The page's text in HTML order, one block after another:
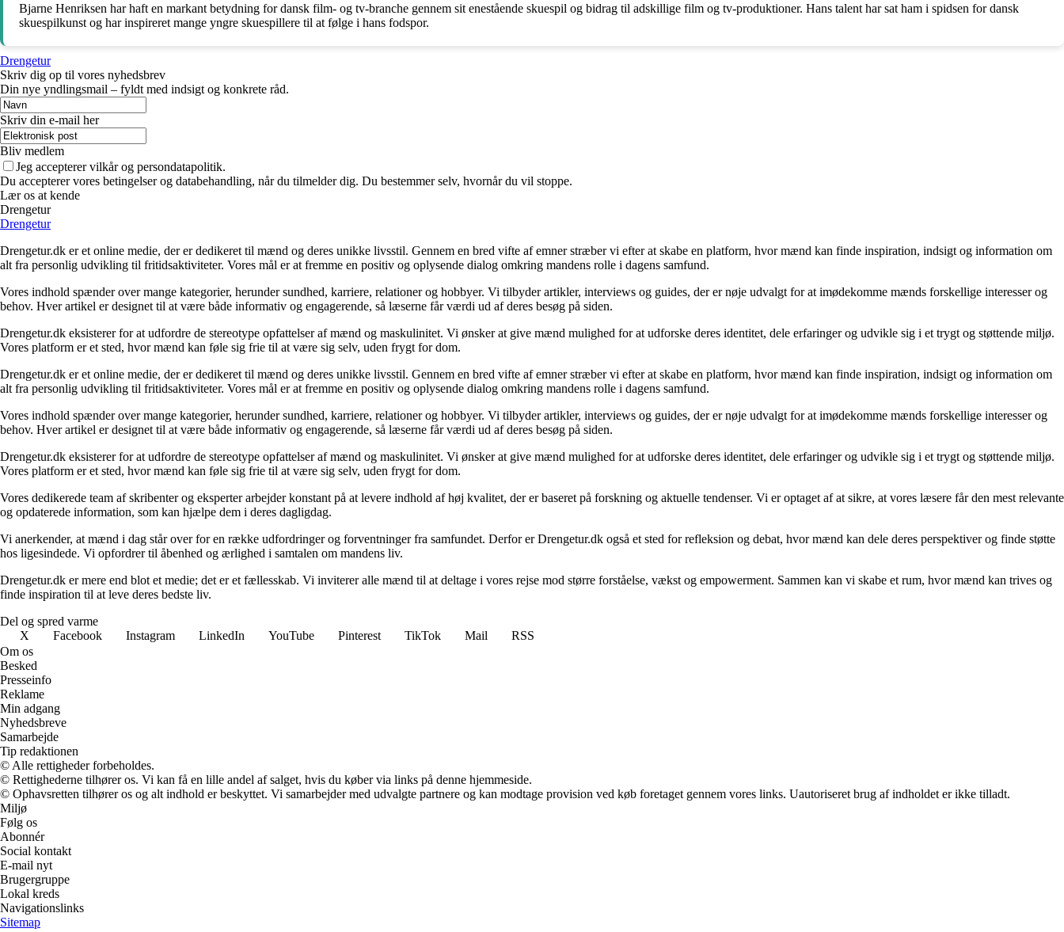
Bjarne Henriksen har haft en markant betydning for dansk film- og tv-branche gennem sit enestående skuespil og bidrag til adskillige film og tv-produktioner. Hans talent har sat ham i spidsen for dansk
skuespilkunst og har inspireret mange yngre skuespillere til at følge i hans fodspor.
Drengetur
Skriv dig op til vores nyhedsbrev
Din nye yndlingsmail – fyldt med indsigt og konkrete råd.
Skriv din e-mail her
Bliv medlem
Jeg accepterer vilkår og persondatapolitik.
Du accepterer vores betingelser og databehandling, når du tilmelder dig. Du bestemmer selv, hvornår du vil stoppe.
Lær os at kende
Drengetur
Drengetur
Drengetur.dk er et online medie, der er dedikeret til mænd og deres unikke livsstil. Gennem en bred vifte af emner stræber vi efter at skabe en platform, hvor mænd kan finde inspiration, indsigt og information om
alt fra personlig udvikling til fritidsaktiviteter. Vores mål er at fremme en positiv og oplysende dialog omkring mandens rolle i dagens samfund.
Vores indhold spænder over mange kategorier, herunder sundhed, karriere, relationer og hobbyer. Vi tilbyder artikler, interviews og guides, der er nøje udvalgt for at imødekomme mænds forskellige interesser og
behov. Hver artikel er designet til at være både informativ og engagerende, så læserne får værdi ud af deres besøg på siden.
Drengetur.dk eksisterer for at udfordre de stereotype opfattelser af mænd og maskulinitet. Vi ønsker at give mænd mulighed for at udforske deres identitet, dele erfaringer og udvikle sig i et trygt og støttende miljø.
Vores platform er et sted, hvor mænd kan føle sig frie til at være sig selv, uden frygt for dom.
Drengetur.dk er et online medie, der er dedikeret til mænd og deres unikke livsstil. Gennem en bred vifte af emner stræber vi efter at skabe en platform, hvor mænd kan finde inspiration, indsigt og information om
alt fra personlig udvikling til fritidsaktiviteter. Vores mål er at fremme en positiv og oplysende dialog omkring mandens rolle i dagens samfund.
Vores indhold spænder over mange kategorier, herunder sundhed, karriere, relationer og hobbyer. Vi tilbyder artikler, interviews og guides, der er nøje udvalgt for at imødekomme mænds forskellige interesser og
behov. Hver artikel er designet til at være både informativ og engagerende, så læserne får værdi ud af deres besøg på siden.
Drengetur.dk eksisterer for at udfordre de stereotype opfattelser af mænd og maskulinitet. Vi ønsker at give mænd mulighed for at udforske deres identitet, dele erfaringer og udvikle sig i et trygt og støttende miljø.
Vores platform er et sted, hvor mænd kan føle sig frie til at være sig selv, uden frygt for dom.
Vores dedikerede team af skribenter og eksperter arbejder konstant på at levere indhold af høj kvalitet, der er baseret på forskning og aktuelle tendenser. Vi er optaget af at sikre, at vores læsere får den mest relevante
og opdaterede information, som kan hjælpe dem i deres dagligdag.
Vi anerkender, at mænd i dag står over for en række udfordringer og forventninger fra samfundet. Derfor er Drengetur.dk også et sted for refleksion og debat, hvor mænd kan dele deres perspektiver og finde støtte
hos ligesindede. Vi opfordrer til åbenhed og ærlighed i samtalen om mandens liv.
Drengetur.dk er mere end blot et medie; det er et fællesskab. Vi inviterer alle mænd til at deltage i vores rejse mod større forståelse, vækst og empowerment. Sammen kan vi skabe et rum, hvor mænd kan trives og
finde inspiration til at leve deres bedste liv.
Del og spred varme
X
Facebook Instagram LinkedIn YouTube Pinterest TikTok Mail
RSS
Om os
Besked
Presseinfo
Reklame
Min adgang
Nyhedsbreve
Samarbejde
Tip redaktionen
© Alle rettigheder forbeholdes.
© Rettighederne tilhører os. Vi kan få en lille andel af salget, hvis du køber via links på denne hjemmeside.
© Ophavsretten tilhører os og alt indhold er beskyttet. Vi samarbejder med udvalgte partnere og kan modtage provision ved køb foretaget gennem vores links. Uautoriseret brug af indholdet er ikke tilladt.
Miljø
Følg os
Abonnér
Social kontakt
E-mail nyt
Brugergruppe
Lokal kreds
Navigationslinks
Sitemap